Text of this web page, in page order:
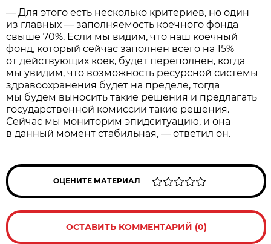
— Для этого есть несколько критериев, но один
из главных — заполняемость коечного фонда
свыше 70%. Если мы видим, что наш коечный
фонд, который сейчас заполнен всего на 15%
от действующих коек, будет переполнен, когда
мы увидим, что возможность ресурсной системы
здравоохранения будет на пределе, тогда
мы будем выносить такие решения и предлагать
государственной комиссии такие решения.
Сейчас мы мониторим эпидситуацию, и она
в данный момент стабильная, — ответил он.
ОЦЕНИТЕ МАТЕРИАЛ
ОСТАВИТЬ КОММЕНТАРИЙ (0)